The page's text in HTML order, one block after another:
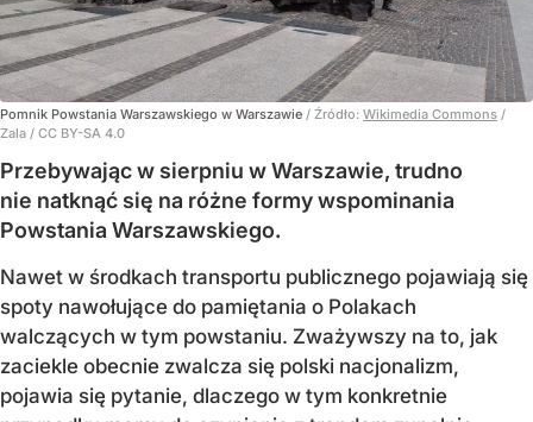
Pomnik Powstania Warszawskiego w Warszawie / Źródło: Wikimedia Commons /
Zala / CC BY-SA 4.0
Przebywając w sierpniu w Warszawie, trudno
nie natknąć się na różne formy wspominania
Powstania Warszawskiego.
Nawet w środkach transportu publicznego pojawiają się
spoty nawołujące do pamiętania o Polakach
walczących w tym powstaniu. Zważywszy na to, jak
zaciekle obecnie zwalcza się polski nacjonalizm,
pojawia się pytanie, dlaczego w tym konkretnie